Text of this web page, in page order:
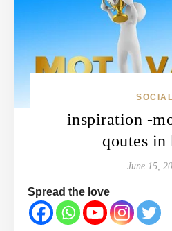
SOCIAL
inspiration -
qoutes in
June 15,
Spread the love